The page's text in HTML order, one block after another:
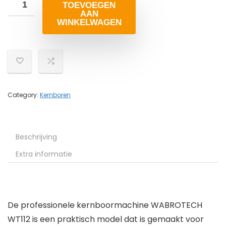
TOEVOEGEN
AAN
WINKELWAGEN
Category: Kernboren
Beschrijving
Extra informatie
De professionele kernboormachine WABROTECH
WT112 is een praktisch model dat is gemaakt voor